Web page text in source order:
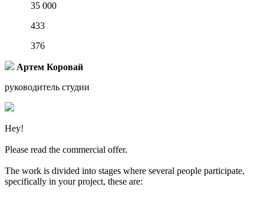
35 000
433
376
Артем Коровай
руководитель студии
Hey!
Please read the commercial offer.
The work is divided into stages where several people participate,
specifically in your project, these are: